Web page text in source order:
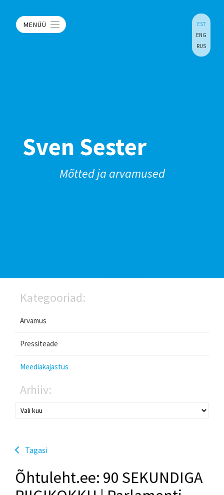
MENÜÜ
EST
ENG
RUS
Sven Sester
Mõtted ja arvamused
Kategooriad:
Arvamus
Pressiteade
Meediakajastus
Arhiiv:
Tagasi
Õhtuleht.ee: 90 SEKUNDIGA